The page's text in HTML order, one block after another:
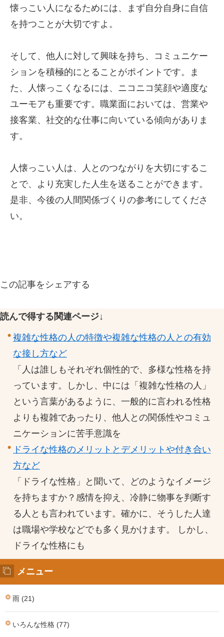
懐っこい人になるためには、まず自分自身に自信
を持つことが大切ですよ。
そして、他人に対して興味を持ち、コミュニケー
ションを積極的にとることがポイントです。ま
た、人懐っこくなるには、ニコニコ笑顔や適度な
ユーモアも重要です。職業面においては、営業や
接客業、社交的な仕事に向いている傾向がありま
す。
人懐っこい人は、人とのつながりを大切にするこ
とで、より充実した人生を送ることができます。
是非、今後の人間関係づくりの参考にしてくださ
い。
この記事をシェアする
読んで得する関連ページ↓
複雑な性格の人の特徴や複雑な性格の人との有効
な接し方など
「人は誰しもそれぞれ個性的で、多様な性格を持
っています。しかし、中には「複雑な性格の人」
という言葉があるように、一般的に言われる性格
よりも複雑であったり、他人との関係性やコミュ
ニケーションに苦手意識を
ドライな性格のメリットとデメリットや付き合い
方など
「ドライな性格」と聞いて、どのようなイメージ
を持ちますか？感情を抑え、冷静に物事を判断す
る人とも言われています。確かに、そうした人達
は職場や学校などでも多く見かけます。 しかし、
ドライな性格にも
メニュー
雨 (21)
いろんな性格 (77)